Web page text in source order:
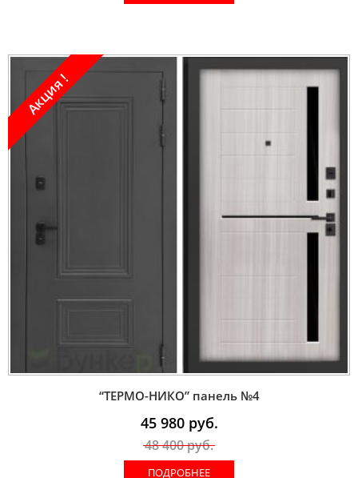
Акция !
“ТЕРМО-НИКО” панель №4
45 980руб.
48 400руб.
ПОДРОБНЕЕ